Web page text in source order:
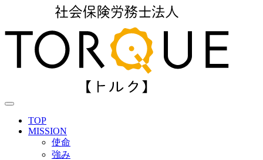
TOP
MISSION
使命
強み